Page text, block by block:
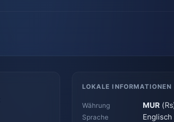
LOKALE INFORMATIONEN
Währung MUR (₨)
Sprache